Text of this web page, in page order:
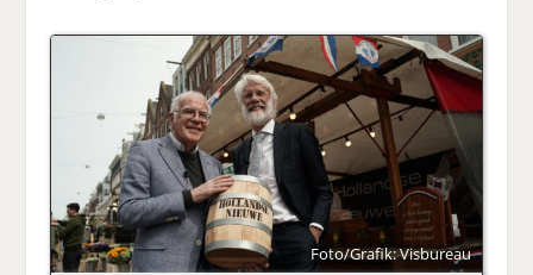
Foto/Grafik: Visbureau